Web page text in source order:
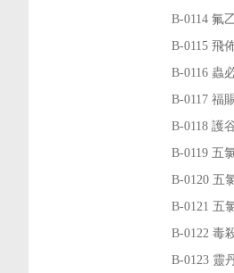
B-0114 氟
B-0115 飛
B-0116 蟲
B-0117 福
B-0118 護
B-0119 五
B-0120 五
B-0121 五
B-0122 毒
B-0123 靈